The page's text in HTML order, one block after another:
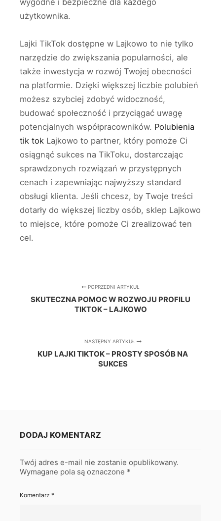
wygodne i bezpieczne dla każdego
użytkownika.
Lajki TikTok dostępne w Lajkowo to nie tylko
narzędzie do zwiększania popularności, ale
także inwestycja w rozwój Twojej obecności
na platformie. Dzięki większej liczbie polubień
możesz szybciej zdobyć widoczność,
budować społeczność i przyciągać uwagę
potencjalnych współpracowników. Polubienia
tik tok Lajkowo to partner, który pomoże Ci
osiągnąć sukces na TikToku, dostarczając
sprawdzonych rozwiązań w przystępnych
cenach i zapewniając najwyższy standard
obsługi klienta. Jeśli chcesz, by Twoje treści
dotarły do większej liczby osób, sklep Lajkowo
to miejsce, które pomoże Ci zrealizować ten
cel.
POPRZEDNI ARTYKUŁ
SKUTECZNA POMOC W ROZWOJU PROFILU
TIKTOK – LAJKOWO
NASTĘPNY ARTYKUŁ
KUP LAJKI TIKTOK – PROSTY SPOSÓB NA
SUKCES
DODAJ KOMENTARZ
Twój adres e-mail nie zostanie opublikowany.
Wymagane pola są oznaczone *
Komentarz *